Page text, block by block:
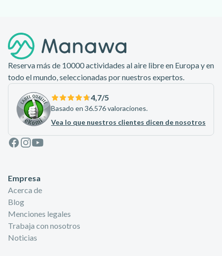
Reserva más de 10000 actividades al aire libre en Europa y en
todo el mundo, seleccionadas por nuestros expertos.
4,7/5
Basado en 36.576 valoraciones.
Vea lo que nuestros clientes dicen de nosotros
Facebook
Instagram
Youtube
Empresa
Acerca de
Blog
Menciones legales
Trabaja con nosotros
Noticias